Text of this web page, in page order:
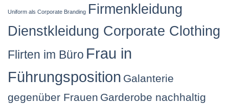
Uniform als Corporate Branding Firmenkleidung
Dienstkleidung Corporate Clothing
Flirten im Büro Frau in
Führungsposition Galanterie
gegenüber Frauen Garderobe nachhaltig